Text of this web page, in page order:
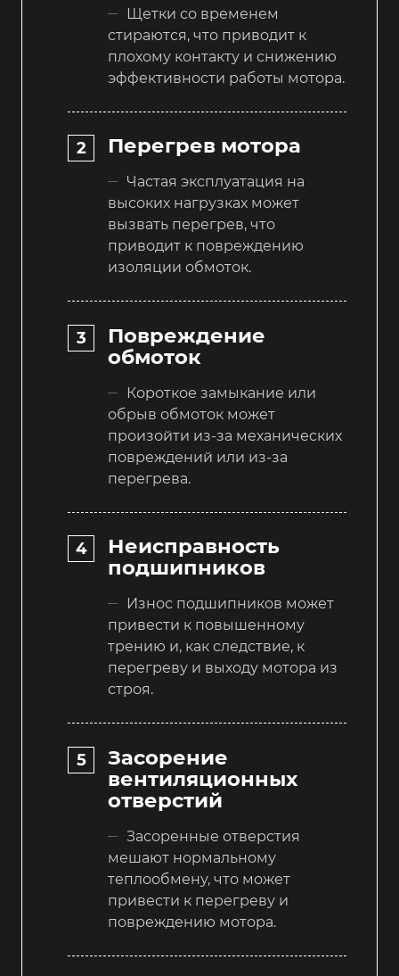
Щетки со временем
стираются, что приводит к
плохому контакту и снижению
эффективности работы мотора.
Перегрев мотора
Частая эксплуатация на
высоких нагрузках может
вызвать перегрев, что
приводит к повреждению
изоляции обмоток.
Повреждение
обмоток
Короткое замыкание или
обрыв обмоток может
произойти из-за механических
повреждений или из-за
перегрева.
Неисправность
подшипников
Износ подшипников может
привести к повышенному
трению и, как следствие, к
перегреву и выходу мотора из
строя.
Засорение
вентиляционных
отверстий
Засоренные отверстия
мешают нормальному
теплообмену, что может
привести к перегреву и
повреждению мотора.